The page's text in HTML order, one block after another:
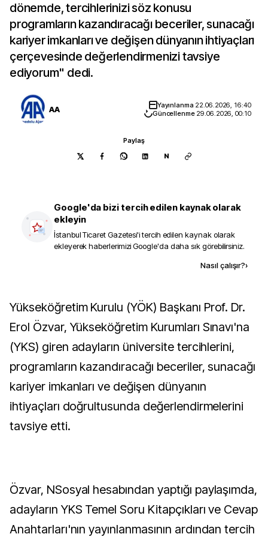
dönemde, tercihlerinizi söz konusu
programların kazandıracağı beceriler, sunacağı
kariyer imkanları ve değişen dünyanın ihtiyaçları
çerçevesinde değerlendirmenizi tavsiye
ediyorum" dedi.
AA Yayınlanma 22.06.2026, 16:40
Güncellenme 29.06.2026, 00:10
Paylaş
N
Google'da bizi tercih edilen kaynak olarak
ekleyin
İstanbul Ticaret Gazetesi'i tercih edilen kaynak olarak
ekleyerek haberlerimizi Google'da daha sık görebilirsiniz.
Nasıl çalışır?›
Yükseköğretim Kurulu (YÖK) Başkanı Prof. Dr.
Erol Özvar, Yükseköğretim Kurumları Sınavı'na
(YKS) giren adayların üniversite tercihlerini,
programların kazandıracağı beceriler, sunacağı
kariyer imkanları ve değişen dünyanın
ihtiyaçları doğrultusunda değerlendirmelerini
tavsiye etti.
Özvar, NSosyal hesabından yaptığı paylaşımda,
adayların YKS Temel Soru Kitapçıkları ve Cevap
Anahtarları'nın yayınlanmasının ardından tercih